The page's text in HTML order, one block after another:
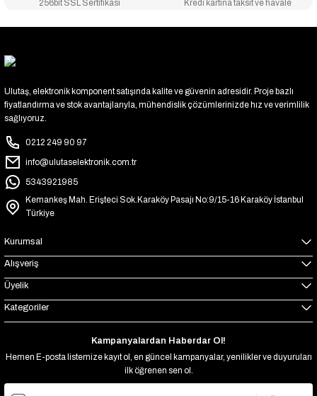
256bit SSL Sertifikası Kredi kartına taksit ve havale
Ulutaş, elektronik komponent satışında kalite ve güvenin adresidir. Proje bazlı
fiyatlandırma ve stok avantajlarıyla, mühendislik çözümlerinizde hız ve verimlilik
sağlıyoruz.
0212 249 90 97
info@ulutaselektronik.com.tr
5343921985
Kemankeş Mah. Erişteci Sok.Karaköy Pasajı No:9/15-16 Karaköy İstanbul
Türkiye
Kurumsal
Alışveriş
Üyelik
Kategoriler
Kampanyalardan Haberdar Ol!
Hemen E-posta listemize kayıt ol, en güncel kampanyalar, yenilikler ve duyuruları
ilk öğrenen sen ol.